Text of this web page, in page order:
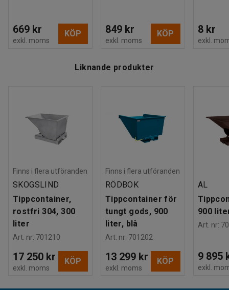
669 kr
exkl. moms
KÖP 849 kr
exkl. moms
KÖP 8 kr
exkl.
Liknande produkter
Finns i flera utföranden
SKOGSLIND
Tippcontainer,
rostfri 304, 300
liter
Art. nr: 701210
17 250 kr
exkl. moms
KÖP
Finns i flera utföranden
RÖDBOK
Tippcontainer för
tungt gods, 900
liter, blå
Art. nr: 701202
13 299 kr
exkl. moms
KÖP
AL
900
Art. nr:
9 895
exkl.